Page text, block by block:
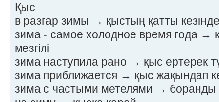
Қыс
в разгар зимы → қыстың қатты кезінде
зима - самое холодное время года →
мезгілі
зима наступила рано → қыс ертерек
зима приближается → қыс жақындап
зима с частыми метелями → боранды